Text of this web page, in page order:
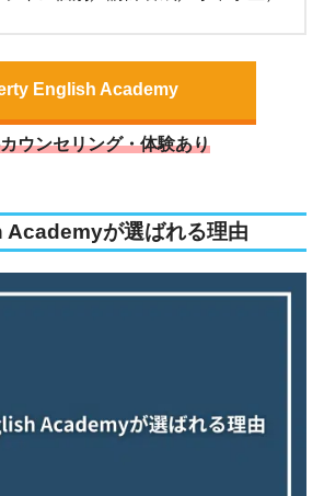
English Academy
ウンセリング・体験あり
が選ばれる理由